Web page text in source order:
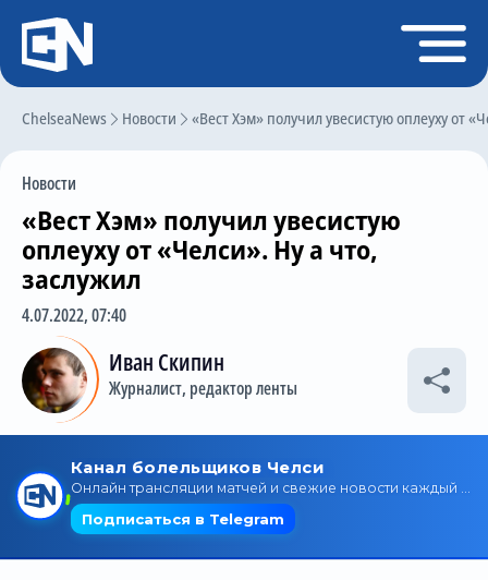
ChelseaNews Новости «Вест Хэм» получил увесистую оплеуху от
Новости
«Вест Хэм» получил увесистую
оплеуху от «Челси». Ну а что,
заслужил
4.07.2022, 07:40
Иван Скипин
Журналист, редактор ленты
Регистрация
Главная
Трансферы
Слухи
История Челси
Статистика
Календарь игр
Поиск по сайту
Трансляции